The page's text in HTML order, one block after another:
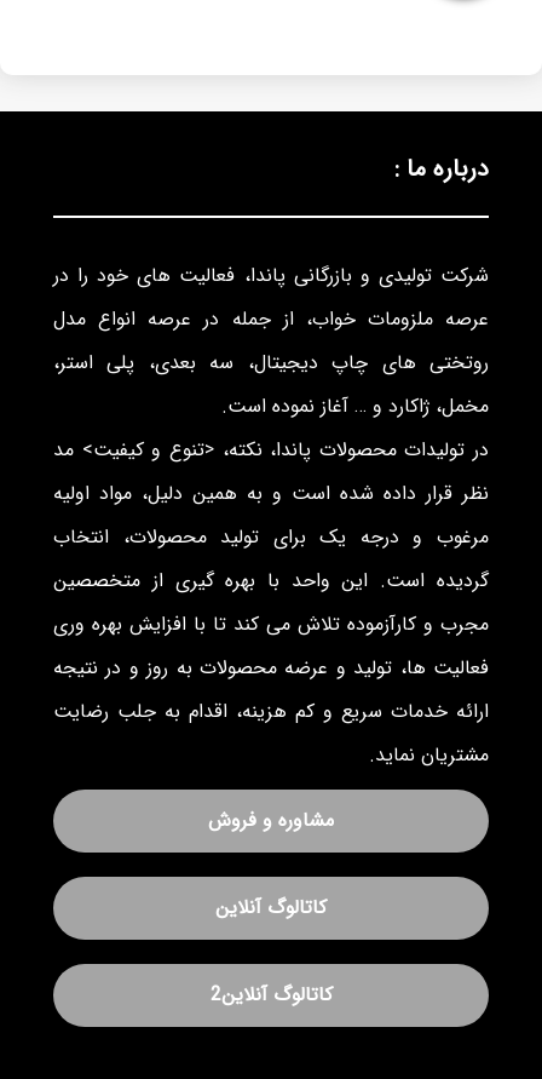
درباره ما :
شرکت تولیدی و بازرگانی پاندا، فعالیت های خود را در
عرصه ملزومات خواب، از جمله در عرصه انواع مدل
روتختی های چاپ دیجیتال، سه بعدی، پلی استر،
مخمل، ژاکارد و … آغاز نموده است.
در تولیدات محصولات پاندا، نکته، <تنوع و کیفیت> مد
نظر قرار داده شده است و به همین دلیل، مواد اولیه
مرغوب و درجه یک برای تولید محصولات، انتخاب
گردیده است. این واحد با بهره گیری از متخصصین
مجرب و کارآزموده تلاش می کند تا با افزایش بهره وری
فعالیت ها، تولید و عرضه محصولات به روز و در نتیجه
ارائه خدمات سریع و کم هزینه، اقدام به جلب رضایت
مشتریان نماید.
مشاوره و فروش
کاتالوگ آنلاین
کاتالوگ آنلاین2